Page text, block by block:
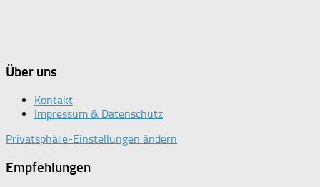
Über uns
Kontakt
Impressum & Datenschutz
Privatsphäre-Einstellungen ändern
Empfehlungen